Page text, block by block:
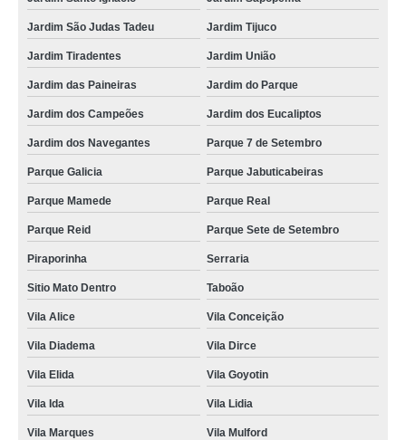
Jardim São Judas Tadeu Jardim Tijuco
Jardim Tiradentes Jardim União
Jardim das Paineiras Jardim do Parque
Jardim dos Campeões Jardim dos Eucaliptos
Jardim dos Navegantes Parque 7 de Setembro
Parque Galicia Parque Jabuticabeiras
Parque Mamede Parque Real
Parque Reid Parque Sete de Setembro
Piraporinha Serraria
Sitio Mato Dentro Taboão
Vila Alice Vila Conceição
Vila Diadema Vila Dirce
Vila Elida Vila Goyotin
Vila Ida Vila Lidia
Vila Marques Vila Mulford